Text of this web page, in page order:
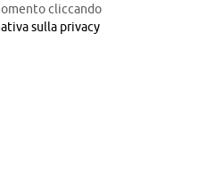
cliccando
sulla privacy